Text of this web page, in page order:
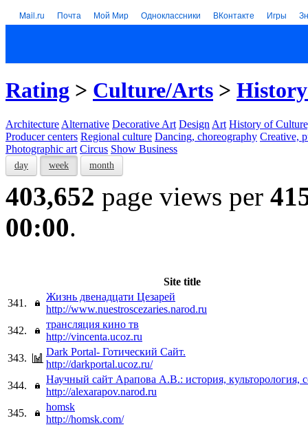
Mail.ru Почта Мой Мир Одноклассники ВКонтакте Игры
Rating > Culture/Arts >
Architecture Alternative Decorative Art Design Art History of
Producer centers Regional culture Dancing, choreography Creative,
Photographic art Circus Show Business
day week month
403,652 page views per
00:00.
Site title
341.
Жизнь двенадцати Цезарей
http://www.nuestroscezaries.narod.ru
342.
трансляция кино тв
http://vincenta.ucoz.ru
343.
Dark Portal- Готический Сайт.
http://darkportal.ucoz.ru/
344.
Научный сайт Арапова А.В.: история, культорология,
http://alexarapov.narod.ru
345.
homsk
http://homsk.com/